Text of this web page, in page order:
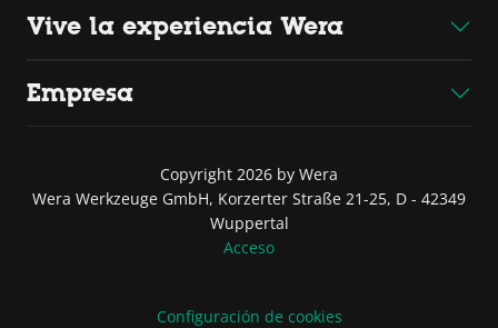
Vive la experiencia Wera
Empresa
Copyright 2026 by Wera
Wera Werkzeuge GmbH, Korzerter Straße 21-25, D - 42349
Wuppertal
Acceso
Configuración de cookies